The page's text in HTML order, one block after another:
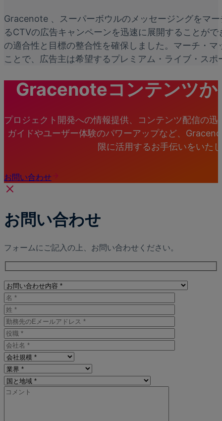
Gracenote 、スーパーボウルのメッセージングをマ
るCTVの広告キャンペーンを迅速に展開することが
の適合性と目標の整合性を確保しました。マーチ・
ことで、広告主は希望するプレミアム・ライブ・ス
Gracenoteコンテンツか
プロジェクト開発への情報提供、コンテンツ配信の
ガイドやユーザー体験のパワーアップなど、
限に活用するお手伝いをいた
お問い合わせ
お問い合わせ
フォームにご記入の上、お問い合わせください。